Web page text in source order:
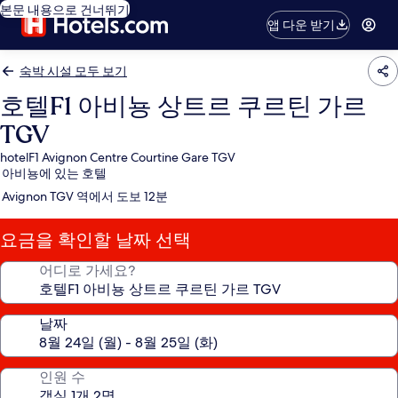
본문 내용으로 건너뛰기
앱 다운 받기
숙박 시설 모두 보기
호텔F1 아비뇽 상트르 쿠르틴 가르
TGV
hotelF1 Avignon Centre Courtine Gare TGV
아비뇽에 있는 호텔
Avignon TGV 역에서 도보 12분
요금을 확인할 날짜 선택
어디로 가세요?
날짜
인원 수